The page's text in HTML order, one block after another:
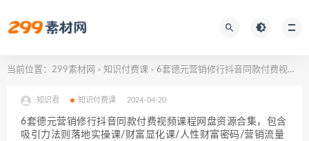
当前位置： 299素材网 > 知识付费课 > 6套德元营销修行抖音同款付费视频课程网盘资源合集，包含吸引力法则落地实操课/财富显化课/人性财富密码/营销流量密码/高维营销…等
知识君 知识付费课 2024-04-20
6套德元营销修行抖音同款付费视频课程网盘资源合集，包含
吸引力法则落地实操课/财富显化课/人性财富密码/营销流量